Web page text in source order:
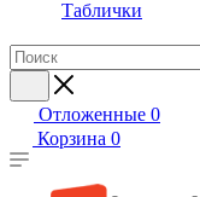
Таблички
Отложенные 0
Корзина 0